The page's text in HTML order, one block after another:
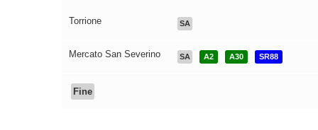
Torrione SA
Mercato San Severino SA A2 A30 SR88
Fine